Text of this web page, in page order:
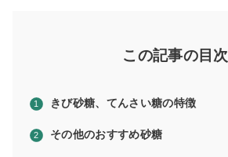
この記事の目次
きび砂糖、てんさい糖の特徴
その他のおすすめ砂糖